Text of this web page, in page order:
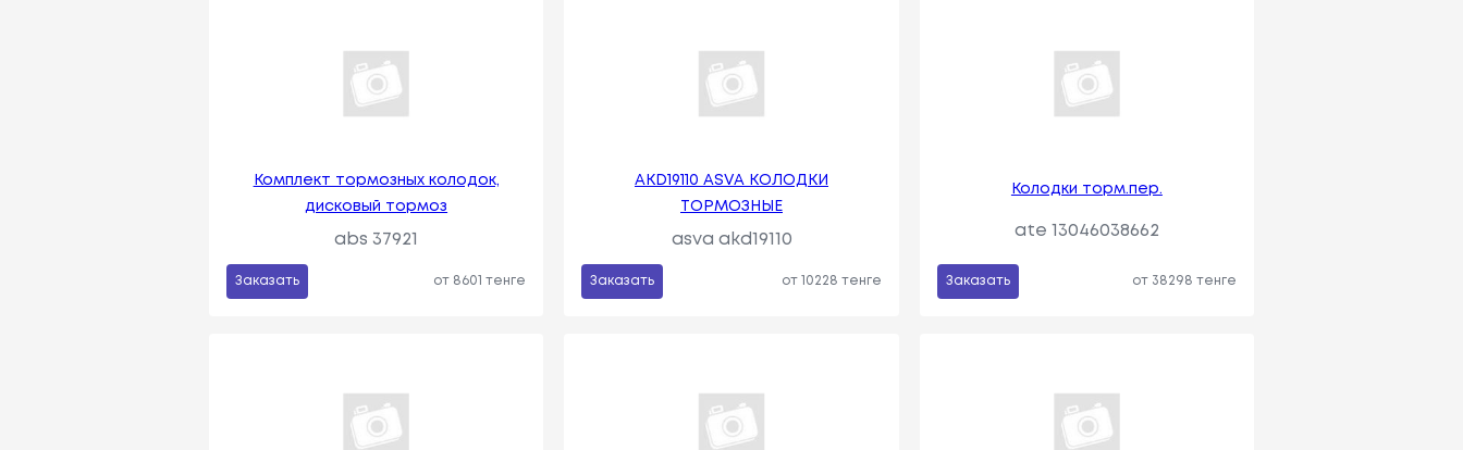
Комплект тормозных колодок,
дисковый тормоз
abs 37921
Заказать от 8601 тенге
AKD19110 ASVA КОЛОДКИ
ТОРМОЗНЫЕ
asva akd19110
Заказать от 10228 тенге
Колодки торм.пер.
ate 13046038662
Заказать от 38298 тенге